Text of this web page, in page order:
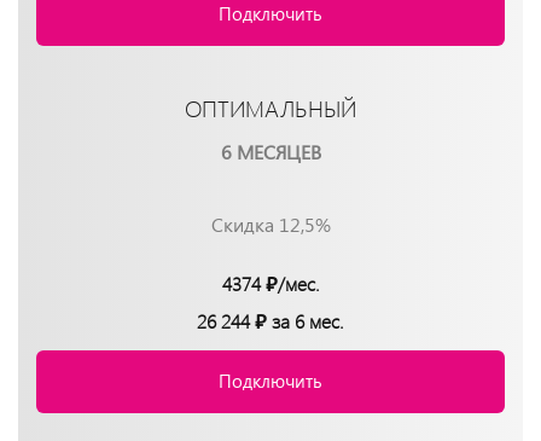
Подключить
ОПТИМАЛЬНЫЙ
6 МЕСЯЦЕВ
Скидка 12,5%
4374 ₽/мес.
26 244 ₽ за 6 мес.
Подключить